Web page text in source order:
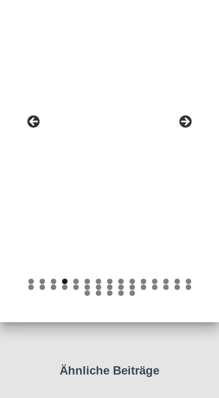
0 1 2 3 4 5
6 7 8 9 0 1 2 3 4 5 6 7 8 9 0
1 2 3 4 5
Ähnliche Beiträge